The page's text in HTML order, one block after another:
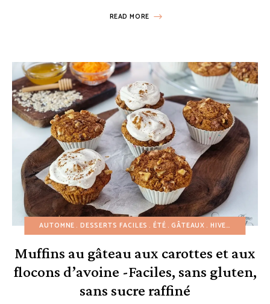
READ MORE
AUTOMNE DESSERTS FACILES ÉTÉ GÂTEAUX HIVER
Muffins au gâteau aux carottes et aux
flocons d’avoine -Faciles, sans gluten,
sans sucre raffiné